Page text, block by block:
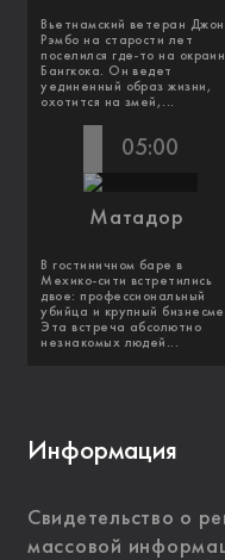
Вьетнамский ветеран Джон
Рэмбо на старости лет
поселился где-то на
Бангкока. Он ведет
уединенный образ жизни,
охотится на змей,...
05:00
Матадор
В гостиничном баре в
Мехико-сити встретились
двое: профессиональный
убийца и крупный
Эта встреча абсолютно
незнакомых людей...
Информация
Свидетельство о
массовой